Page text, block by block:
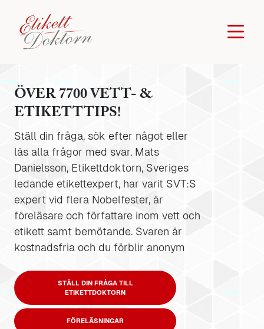
ÖVER 7700 VETT- &
ETIKETTTIPS!
Ställ din fråga, sök efter något eller
läs alla frågor med svar. Mats
Danielsson, Etikettdoktorn, Sveriges
ledande etikettexpert, har varit SVT:S
expert vid flera Nobelfester, är
föreläsare och författare inom vett och
etikett samt bemötande. Svaren är
kostnadsfria och du förblir anonym
STÄLL DIN FRÅGA TILL
ETIKETTDOKTORN
FÖRELÄSNINGAR